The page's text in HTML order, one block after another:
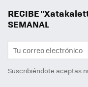
RECIBE
SEMANAL
Suscribiéndote aceptas